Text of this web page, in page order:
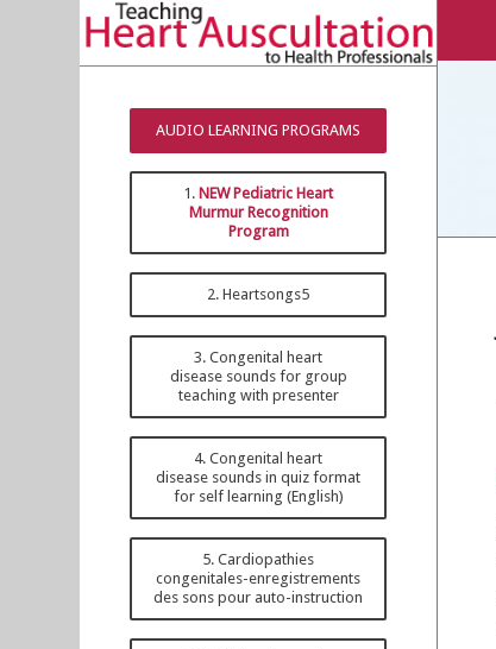
AUDIO LEARNING PROGRAMS
1.NEW Pediatric Heart
Murmur Recognition
Program
2. Heartsongs5
3. Congenital heart
disease sounds for group
teaching with presenter
4. Congenital heart
disease sounds in quiz format
for self learning (English)
5. Cardiopathies
congenitales-enregistrements
des sons pour auto-instruction